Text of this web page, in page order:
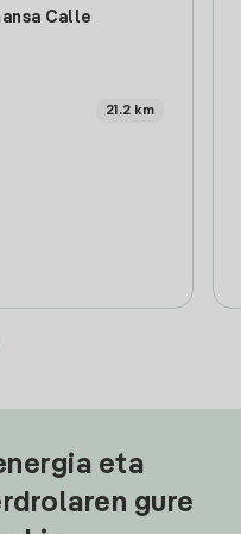
Calle
21.2 km
eta
gure